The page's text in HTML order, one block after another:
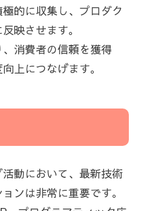
的に収集し、プロダク
映させます。
消費者の信頼を獲得
上につなげます。
動において、最新技術
ンは非常に重要です。